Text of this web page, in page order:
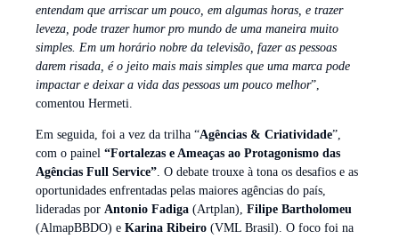
entendam que arriscar um pouco, em algumas horas, e trazer
leveza, pode trazer humor pro mundo de uma maneira muito
simples. Em um horário nobre da televisão, fazer as pessoas
darem risada, é o jeito mais mais simples que uma marca pode
impactar e deixar a vida das pessoas um pouco melhor”,
comentou Hermeti.
Em seguida, foi a vez da trilha “Agências & Criatividade”,
com o painel “Fortalezas e Ameaças ao Protagonismo das
Agências Full Service”. O debate trouxe à tona os desafios e as
oportunidades enfrentadas pelas maiores agências do país,
lideradas por Antonio Fadiga (Artplan), Filipe Bartholomeu
(AlmapBBDO) e Karina Ribeiro (VML Brasil). O foco foi na